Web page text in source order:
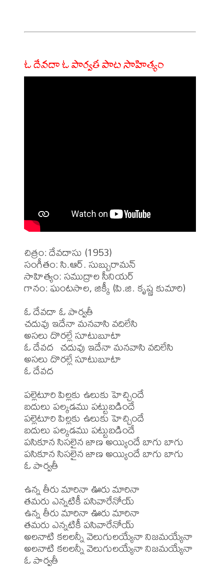
ఓ దేవదా ఓ పార్వతీ పాట సాహిత్యం
చిత్రం: దేవదాసు (1953)
సంగీతం: సి.ఆర్. సుబ్బురామన్
సాహిత్యం: సముద్రాల సీనియర్
గానం: ఘంటసాల, జిక్కీ (పి.జి. కృష్ణ కుమారి)
ఓ దేవదా ఓ పార్వతీ
చదువు ఇదేనా మనవాసి వదిలేసి
అసలు దొరల్లే సూటుబూటా
ఓ దేవద  చదువు ఇదేనా మనవాసి వదిలేసి
అసలు దొరల్లే సూటుబూటా
ఓ దేవద
పల్లెటూరి పిల్లకు ఉలుకు హెచ్చిందే
బదులు పల్కడము పట్టుబడిందే
పల్లెటూరి పిల్లకు ఉలుకు హెచ్చిందే
బదులు పల్కడము పట్టుబడిందే
పసికూన సిసలైన జాణ అయ్యిందే బాగు బాగు
పసికూన సిసలైన జాణ అయ్యిందే బాగు బాగు
ఓ పార్వతీ
ఉన్న తీరు మారినా ఊరు మారినా
తమరు ఎన్నటికీ పసివారేనోయ్
ఉన్న తీరు మారినా ఊరు మారినా
తమరు ఎన్నటికీ పసివారేనోయ్
అలనాటి కలలన్నీ వెలుగులయ్యేనా నిజమయ్యేనా
అలనాటి కలలన్నీ వెలుగులయ్యేనా నిజమయ్యేనా
ఓ పార్వతీ